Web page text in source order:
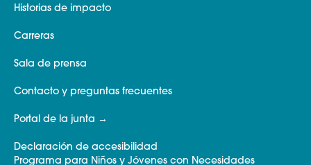
Historias de impacto
Carreras
Sala de prensa
Contacto y preguntas frecuentes
Portal de la junta
Declaración de accesibilidad
Programa para Niños y Jóvenes con Necesidades